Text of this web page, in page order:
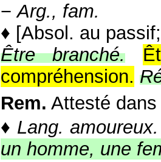
−Arg., fam.
♦ [Absol. au
Être branché.
compréhension.
Rem. Attesté
♦ Lang. amoureux.
un homme, une